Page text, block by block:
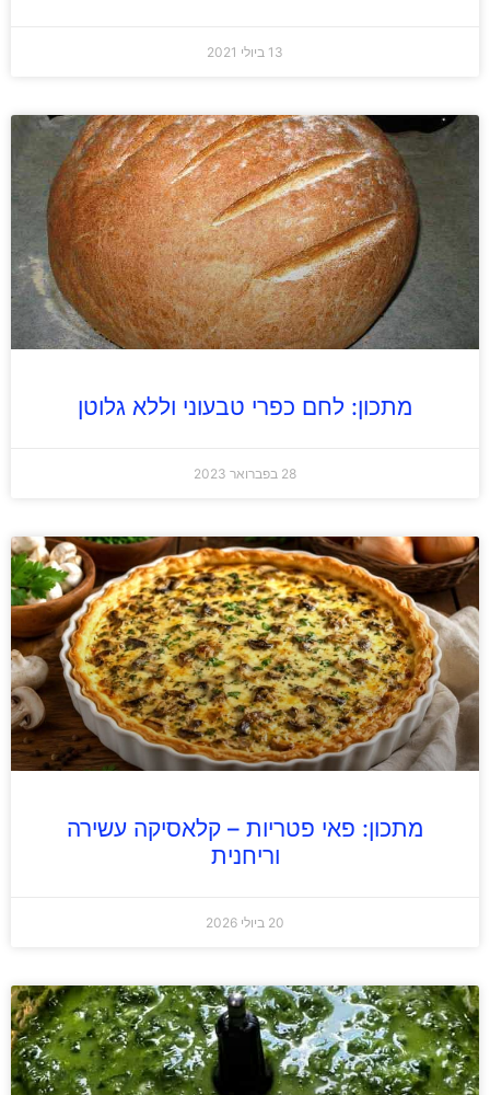
13 ביולי 2021
מתכון: לחם כפרי טבעוני וללא גלוטן
28 בפברואר 2023
מתכון: פאי פטריות – קלאסיקה עשירה
וריחנית
20 ביולי 2026